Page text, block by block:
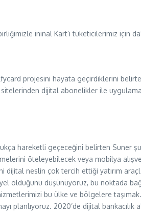
ininal Kart’ı tüketicilerimiz için
projesini hayata geçirdiklerini
dijital abonelikler ile
hareketli geçeceğini belirten Suner
öteleyebilecek veya mobilya
neslin çok tercih ettiği yatırım
olduğunu düşünüyoruz, bu noktada
bu ülke ve bölgelere
planlıyoruz. 2020’de dijital